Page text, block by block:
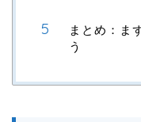
まとめ：ま
う